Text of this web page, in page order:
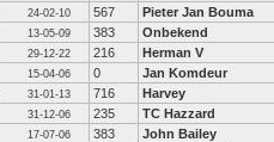
24-02-10 567 Pieter Jan Bouma
13-05-09 383
Onbekend
29-12-22 216 Herman V
15-04-06 0 Jan Komdeur
31-01-13 716 Harvey
31-12-06 235 TC Hazzard
17-07-06 383 John Bailey